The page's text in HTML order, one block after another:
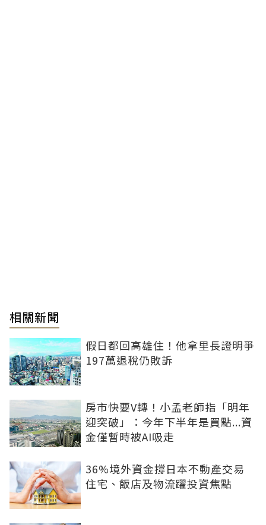
相關新聞
假日都回高雄住！他拿里長證明爭
197萬退稅仍敗訴
房市快要V轉！小孟老師指「明年
迎突破」：今年下半年是買點...資
金僅暫時被AI吸走
36%境外資金撐日本不動產交易
住宅、飯店及物流躍投資焦點